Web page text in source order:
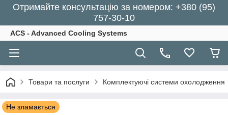
Отримайте консультацію за номером: +380 (95)
757-30-10
ACS - Advanced Cooling Systems
Товари та послуги Комплектуючі системи охолодження
Не зламається